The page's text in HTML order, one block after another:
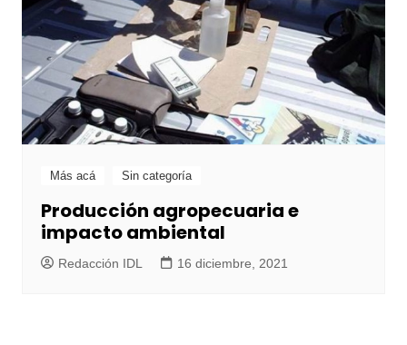
Más acá Sin categoría
Producción agropecuaria e
impacto ambiental
Redacción IDL 16 diciembre, 2021